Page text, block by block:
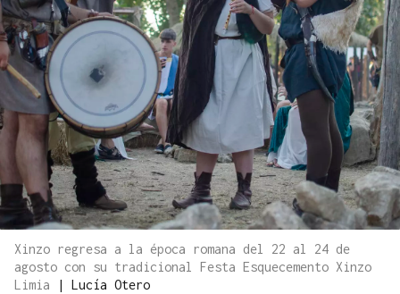
Xinzo regresa a la época romana del 22 al 24 de
agosto con su tradicional Festa Esquecemento Xinzo
Limia
| Lucía Otero